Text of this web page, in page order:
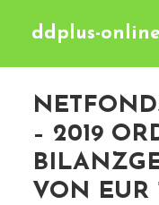
ddplus-
– 2019
VON EUR